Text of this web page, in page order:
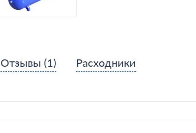
Отзывы (1) Расходники